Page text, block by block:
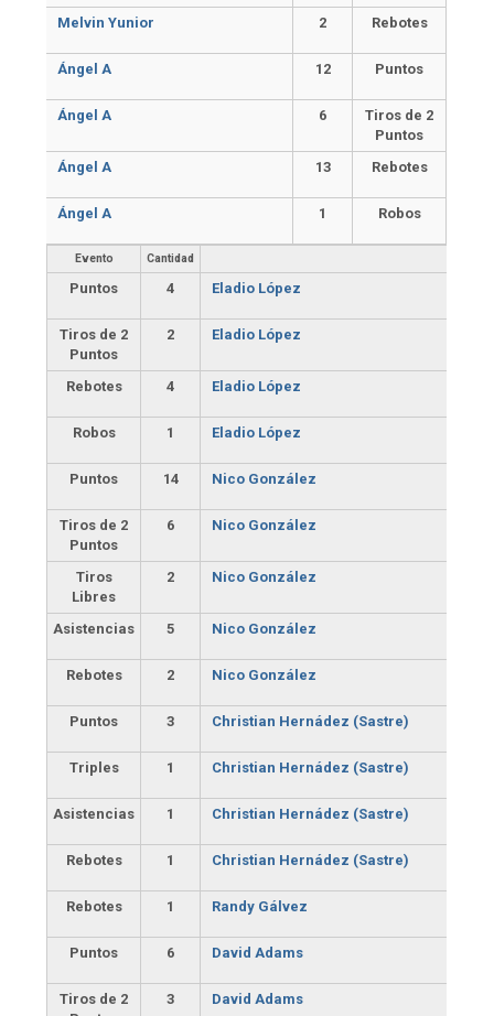
Melvin Yunior
2 Rebotes
Ángel A 12 Puntos
Ángel A 6
Tiros de 2
Puntos
Ángel A
13 Rebotes
Ángel A 1 Robos
Evento Cantidad
Puntos 4 Eladio López
Tiros de 2
Puntos
2 Eladio López
Rebotes 4 Eladio López
Robos 1 Eladio López
Puntos 14 Nico González
Tiros de 2
Puntos
6 Nico González
Tiros
Libres
2 Nico González
Asistencias 5 Nico González
Rebotes 2 Nico González
Puntos 3 Christian Hernádez (Sastre)
Triples 1 Christian Hernádez (Sastre)
Asistencias 1 Christian Hernádez (Sastre)
Rebotes 1 Christian Hernádez (Sastre)
Rebotes 1 Randy Gálvez
Puntos 6 David Adams
Tiros de 2
3 David Adams